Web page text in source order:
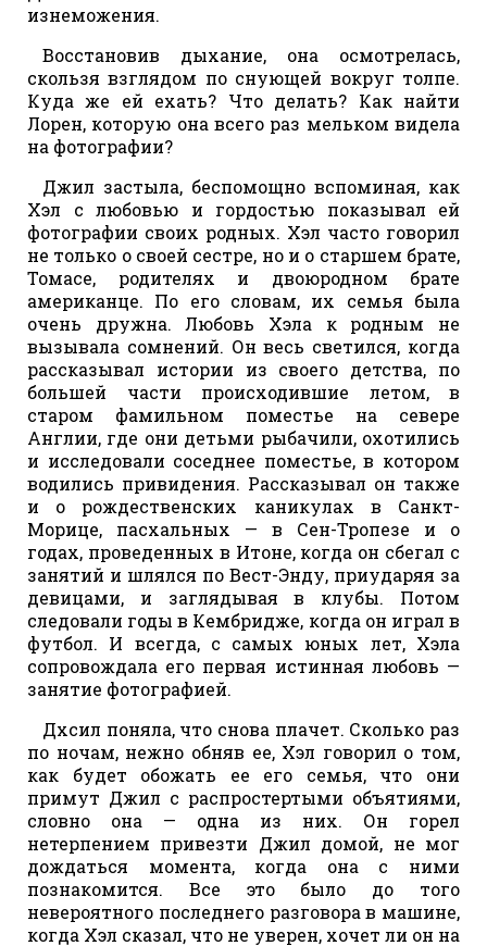
изнеможения.
Восстановив дыхание, она осмотрелась,
скользя взглядом по снующей вокруг толпе.
Куда же ей ехать? Что делать? Как найти
Лорен, которую она всего раз мельком видела
на фотографии?
Джил застыла, беспомощно вспоминая, как
Хэл с любовью и гордостью показывал ей
фотографии своих родных. Хэл часто говорил
не только о своей сестре, но и о старшем брате,
Томасе, родителях и двоюродном брате
американце. По его словам, их семья была
очень дружна. Любовь Хэла к родным не
вызывала сомнений. Он весь светился, когда
рассказывал истории из своего детства, по
большей части происходившие летом, в
старом фамильном поместье на севере
Англии, где они детьми рыбачили, охотились
и исследовали соседнее поместье, в котором
водились привидения. Рассказывал он также
и о рождественских каникулах в Санкт-
Морице, пасхальных — в Сен-Тропезе и о
годах, проведенных в Итоне, когда он сбегал с
занятий и шлялся по Вест-Энду, приударяя за
девицами, и заглядывая в клубы. Потом
следовали годы в Кембридже, когда он играл в
футбол. И всегда, с самых юных лет, Хэла
сопровождала его первая истинная любовь —
занятие фотографией.
Дхсил поняла, что снова плачет. Сколько раз
по ночам, нежно обняв ее, Хэл говорил о том,
как будет обожать ее его семья, что они
примут Джил с распростертыми объятиями,
словно она — одна из них. Он горел
нетерпением привезти Джил домой, не мог
дождаться момента, когда она с ними
познакомится. Все это было до того
невероятного последнего разговора в машине,
когда Хэл сказал, что не уверен, хочет ли он на